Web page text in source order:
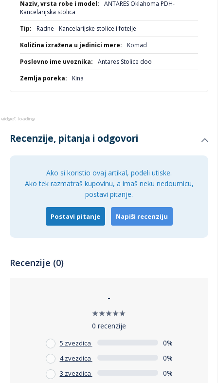
Dubina sedišta: 49 cm
Visina naslona od sedišta sa glavonaslonom: 76,5 cm
Visina rukonaslona od sedišta: 15,5-24 cm
Širina izmedju rukonaslona:
Unutarnja: 44,5 cm
Spoljnja: 63 cm
informacija
ANTARES Oklahoma PDH-
Kancelarijska stolica
Radne - Kancelarijske stolice i fotelje
Komad
Antares Stolice doo
Kina
Recenzije, pitanja i odgovori
Ako si koristio ovaj artikal, podeli utiske.
Ako tek razmatraš kupovinu, a imaš neku nedoumicu,
postavi pitanje.
Postavi pitanje Napiši recenziju
Recenzije (0)
-
0 recenzije
5 zvezdica 0%
4 zvezdica 0%
3 zvezdica 0%